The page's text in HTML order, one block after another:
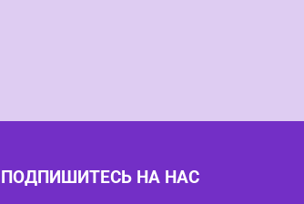
ПОДПИШИТЕСЬ НА НАС